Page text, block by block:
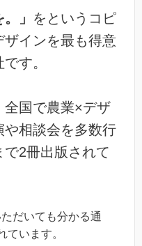
」 をというコピ
ザインを最も得意
す。
全国で農業×デザ
や相談会を多数行
2冊出版されて
だいても分かる通
ています。